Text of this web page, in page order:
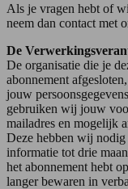
Als je vragen hebt of
neem dan contact met
De
De organisatie die je
abonnement
jouw
gebruiken wij jouw
mailadres en mogelijk
Deze hebben wij nodig
informatie tot drie
het abonnement hebt
langer bewaren in